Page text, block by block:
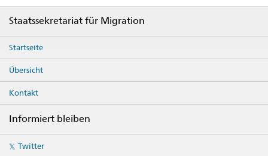
Staatssekretariat für Migration
Startseite
Übersicht
Kontakt
Informiert bleiben
mediaTwitter